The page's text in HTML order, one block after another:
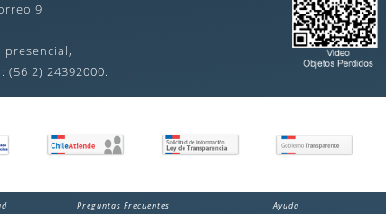
9
2) 24392000.
Preguntas Frecuentes Ayuda